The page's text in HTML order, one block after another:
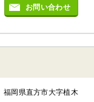
お問い合わせ
福岡県直方市大字植木